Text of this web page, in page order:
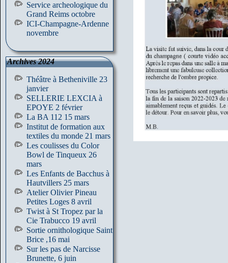
Service archeologique du
Grand Reims octobre
ICI-Champagne-Ardenne
novembre
Archives 2024
Théâtre à Betheniville 23
janvier
SELLERIE LEXCIA à
EPOYE 2 février
La BA 112 15 mars
Institut de formation aux
textiles du monde 21 mars
Les coulisses du Color
Bowl de Tinqueux 26
mars
Les Enfants de Bacchus à
Hautvillers 25 mars
Atelier Olivier Pineau
Petites Loges 8 avril
Twist à St Tropez par la
Cie Trabucco 19 avril
Sortie ornithologique Saint
Brice ,16 mai
Sur les pas de Narcisse
Brunette, 6 juin